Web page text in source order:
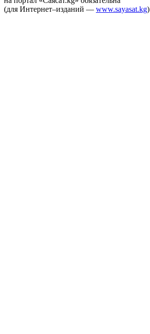
(для Интернет–изданий — www.sayasat.kg)